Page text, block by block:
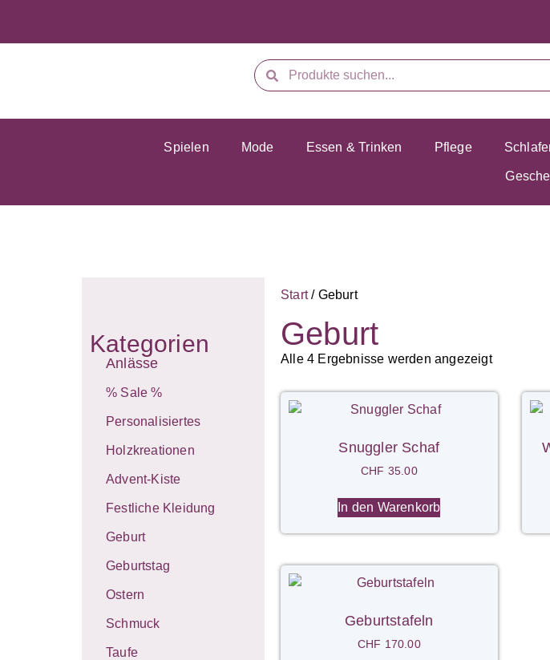
Spielen Mode Essen & Trinken Pflege
Kategorien
Anlässe
% Sale %
Personalisiertes
Holzkreationen
Advent-Kiste
Festliche Kleidung
Geburt
Geburtstag
Ostern
Schmuck
Taufe
Start/ Geburt
Geburt
Alle 4 Ergebnisse werden angezeigt
Snuggler Schaf
CHF 35.00
In den Warenkorb
Geburtstafeln
CHF 170.00